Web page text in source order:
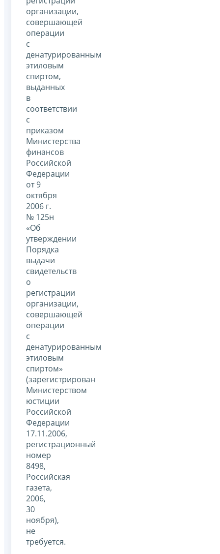
организации,
совершающей
операции
с
денатурированным
этиловым
спиртом,
выданных
в
соответствии
с
приказом
Министерства
финансов
Российской
Федерации
от 9
октября
2006 г.
№ 125н
«Об
утверждении
Порядка
выдачи
свидетельств
о
регистрации
организации,
совершающей
операции
с
денатурированным
этиловым
спиртом»
(зарегистрирован
Министерством
юстиции
Российской
Федерации
17.11.2006,
регистрационный
номер
8498,
Российская
газета,
2006,
30
ноября),
не
требуется.